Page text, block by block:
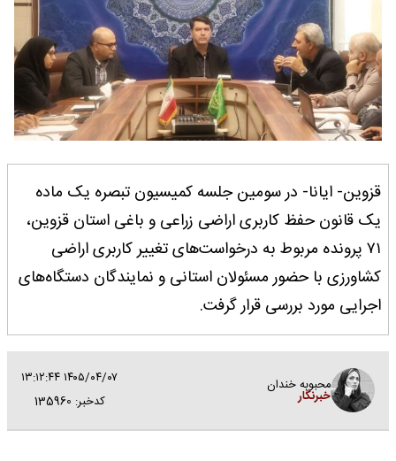
قزوین- ایانا- در سومین جلسه کمیسیون تبصره یک ماده
یک قانون حفظ کاربری اراضی زراعی و باغی استان قزوین،
۷۱ پرونده مربوط به درخواست‌های تغییر کاربری اراضی
کشاورزی با حضور مسئولان استانی و نمایندگان دستگاه‌های
اجرایی مورد بررسی قرار گرفت.
محبوبه خندان
خبرنگار
۱۴۰۵/۰۴/۰۷ ۱۳:۱۲:۴۴
کدخبر: 135960